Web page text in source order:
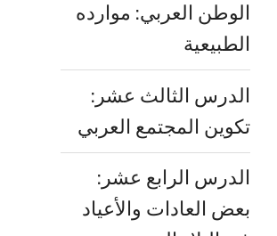
الوطن العربي: موارده
الطبيعية
الدرس الثالث عشر:
تكوين المجتمع العربي
الدرس الرابع عشر:
بعض العادات والأعياد